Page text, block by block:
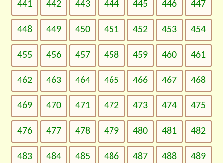
441 442 443 444 445 446 447
448 449 450 451 452 453 454
455 456 457 458 459 460 461
462 463 464 465 466 467 468
469 470 471 472 473 474 475
476 477 478 479 480 481 482
483 484 485 486 487 488 489